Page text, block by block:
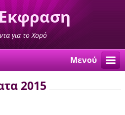
για το Χορό
Μενού
2015